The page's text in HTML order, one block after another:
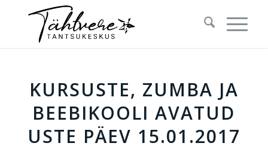
KURSUSTE, ZUMBA JA
BEEBIKOOLI AVATUD
USTE PÄEV 15.01.2017